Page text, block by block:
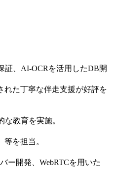
証、AI-OCRを活用したDB開
れた丁寧な伴走支援が好評を
教育を実施。
を担当。
ー開発、WebRTCを用いた